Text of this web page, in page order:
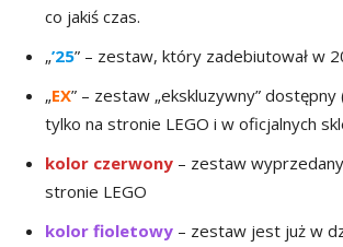
co jakiś czas.
„’25” – zestaw, który zadebiutował w
„EX” – zestaw „ekskluzywny”
tylko na stronie LEGO i w oficjalnych
kolor czerwony – zestaw
stronie LEGO
kolor fioletowy – zestaw jest już w